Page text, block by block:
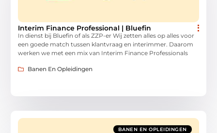
Interim Finance Professional | Bluefin
In dienst bij Bluefin of als ZZP-er Wij zetten alles op alles voor
een goede match tussen klantvraag en interimmer. Daarom
werken we met een mix van Interim Finance Professionals
Banen En Opleidingen
BANEN EN OPLEIDINGEN